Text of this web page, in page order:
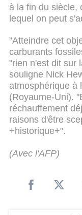
à la fin du siècle,
lequel on peut
"Atteindre cet
carburants
"rien n'est dit sur
souligne Nick
atmosphérique à
(Royaume-Uni).
réchauffement
raisons d'être
+historique+".
(Avec l'AFP)